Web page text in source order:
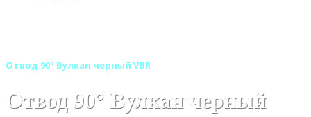
Отвод 90° Вулкан черный VBR
Отвод 90° Вулкан черный